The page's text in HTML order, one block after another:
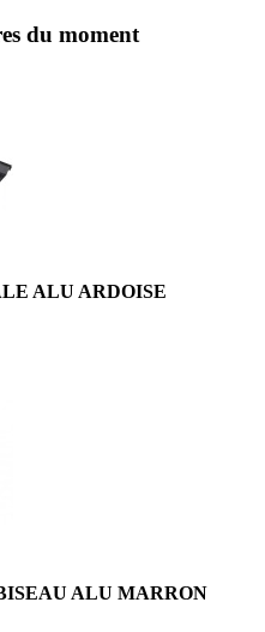
du moment
ALU ARDOISE
ALU MARRON